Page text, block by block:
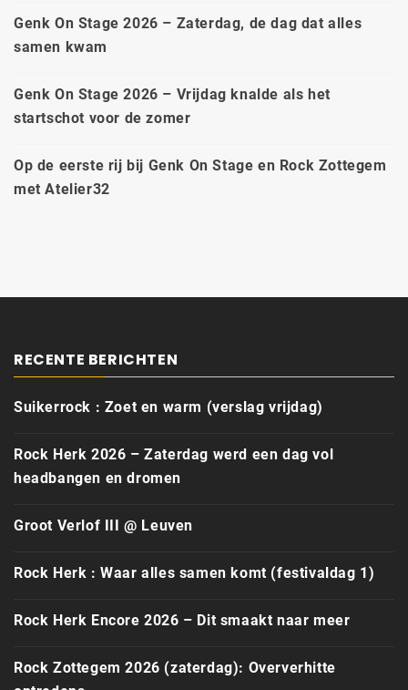
Genk On Stage 2026 – Zaterdag, de dag dat alles
samen kwam
Genk On Stage 2026 – Vrijdag knalde als het
startschot voor de zomer
Op de eerste rij bij Genk On Stage en Rock Zottegem
met Atelier32
RECENTE BERICHTEN
Suikerrock : Zoet en warm (verslag vrijdag)
Rock Herk 2026 – Zaterdag werd een dag vol
headbangen en dromen
Groot Verlof III @ Leuven
Rock Herk : Waar alles samen komt (festivaldag 1)
Rock Herk Encore 2026 – Dit smaakt naar meer
Rock Zottegem 2026 (zaterdag): Oververhitte